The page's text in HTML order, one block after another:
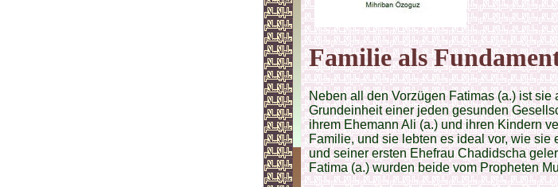
Familie als
Neben all den Vorzügen Fatimas (a.) ist
Grundeinheit einer jeden gesunden
ihrem Ehemann Ali (a.) und ihren Kindern
Familie, und sie lebten es ideal vor, wie sie
und seiner ersten Ehefrau Chadidscha
Fatima (a.) wurden beide vom Propheten